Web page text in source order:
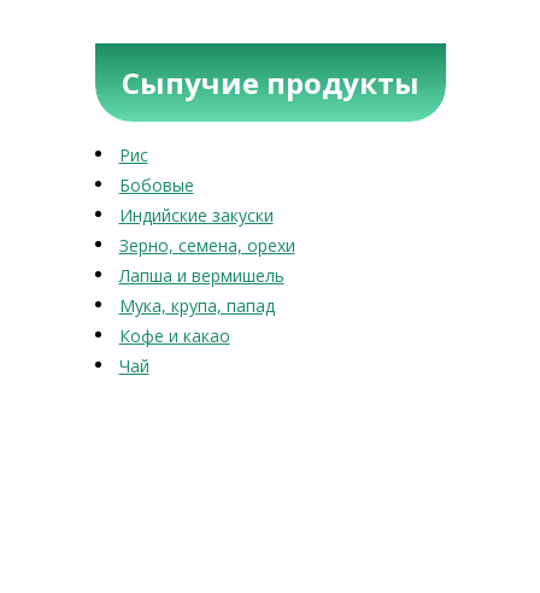
Сыпучие продукты
Рис
Бобовые
Индийские закуски
Зерно, семена, орехи
Лапша и вермишель
Мука, крупа, папад
Кофе и какао
Чай